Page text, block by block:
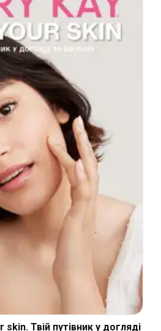
Твій путівник у догляді